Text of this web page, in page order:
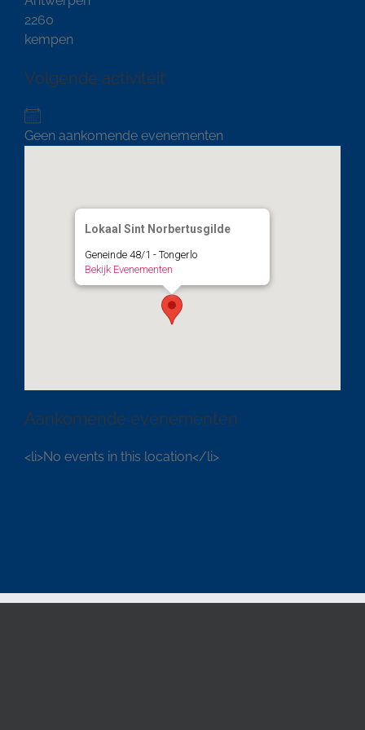
2260
kempen
Volgende activiteit
Geen aankomende evenementen
Lokaal Sint Norbertusgilde
Geneinde 48/1 - Tongerlo
Bekijk Evenementen
Aankomende evenementen
<li>No events in this location</li>